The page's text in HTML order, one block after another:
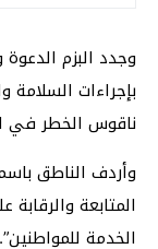
وجدد البزم الدعوة
بإجراءات السلامة
ناقوس الخطر في
وأردف الناطق
المتابعة
الخدمة للمواطنين”.